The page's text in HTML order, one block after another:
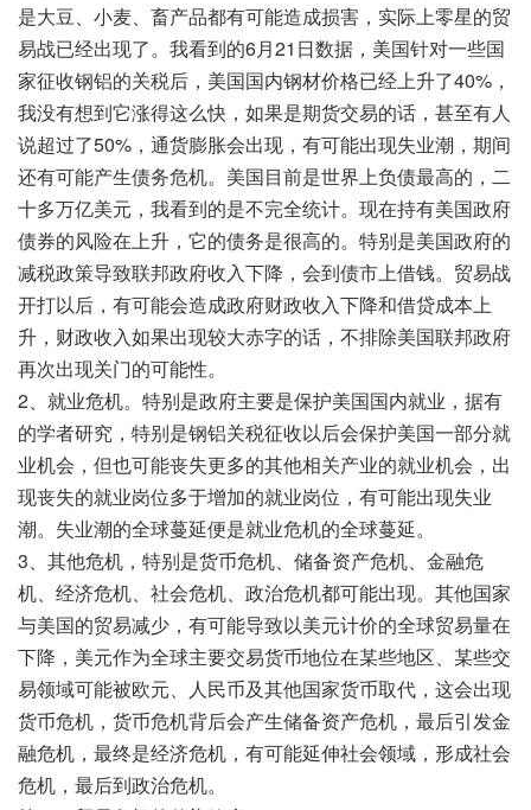
是大豆、小麦、畜产品都有可能造成损害，实际上零星的贸
易战已经出现了。我看到的6月21日数据，美国针对一些国
家征收钢铝的关税后，美国国内钢材价格已经上升了40%，
我没有想到它涨得这么快，如果是期货交易的话，甚至有人
说超过了50%，通货膨胀会出现，有可能出现失业潮，期间
还有可能产生债务危机。美国目前是世界上负债最高的，二
十多万亿美元，我看到的是不完全统计。现在持有美国政府
债券的风险在上升，它的债务是很高的。特别是美国政府的
减税政策导致联邦政府收入下降，会到债市上借钱。贸易战
开打以后，有可能会造成政府财政收入下降和借贷成本上
升，财政收入如果出现较大赤字的话，不排除美国联邦政府
再次出现关门的可能性。
2、就业危机。特别是政府主要是保护美国国内就业，据有
的学者研究，特别是钢铝关税征收以后会保护美国一部分就
业机会，但也可能丧失更多的其他相关产业的就业机会，出
现丧失的就业岗位多于增加的就业岗位，有可能出现失业
潮。失业潮的全球蔓延便是就业危机的全球蔓延。
3、其他危机，特别是货币危机、储备资产危机、金融危
机、经济危机、社会危机、政治危机都可能出现。其他国家
与美国的贸易减少，有可能导致以美元计价的全球贸易量在
下降，美元作为全球主要交易货币地位在某些地区、某些交
易领域可能被欧元、人民币及其他国家货币取代，这会出现
货币危机，货币危机背后会产生储备资产危机，最后引发金
融危机，最终是经济危机，有可能延伸社会领域，形成社会
危机，最后到政治危机。